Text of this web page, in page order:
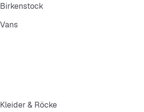
Birkenstock
Vans
Kleider & Röcke